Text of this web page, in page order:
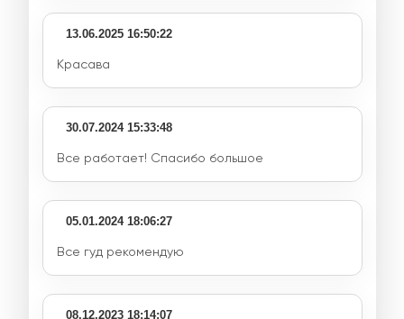
13.06.2025 16:50:22
Красава
30.07.2024 15:33:48
Все работает! Спасибо большое
05.01.2024 18:06:27
Все гуд рекомендую
08.12.2023 18:14:07